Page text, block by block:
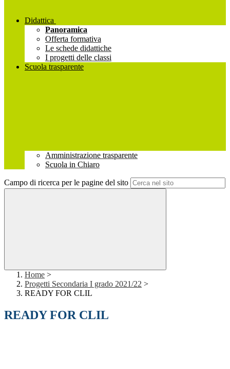
Didattica
Panoramica
Offerta formativa
Le schede didattiche
I progetti delle classi
Scuola trasparente
Amministrazione trasparente
Scuola in Chiaro
Campo di ricerca per le pagine del sito
Home >
Progetti Secondaria I grado 2021/22 >
READY FOR CLIL
READY FOR CLIL